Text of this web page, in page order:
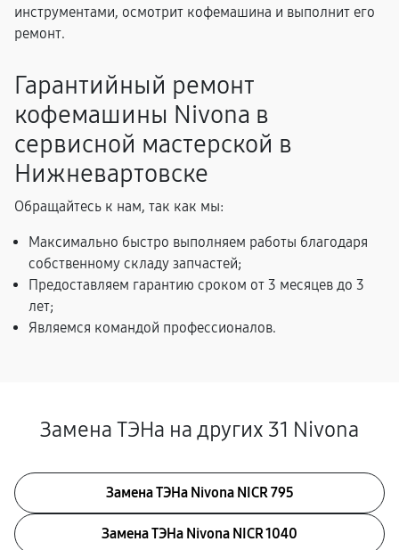
инструментами, осмотрит кофемашина и выполнит его
ремонт.
Гарантийный ремонт
кофемашины Nivona в
сервисной мастерской в
Нижневартовске
Обращайтесь к нам, так как мы:
Максимально быстро выполняем работы благодаря
собственному складу запчастей;
Предоставляем гарантию сроком от 3 месяцев до 3
лет;
Являемся командой профессионалов.
Замена ТЭНа на других 31 Nivona
Замена ТЭНа Nivona NICR 795
Замена ТЭНа Nivona NICR 1040